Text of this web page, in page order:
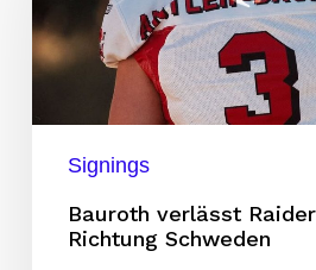
Tirol
in
Schweden
Signings
Bauroth verlässt
Richtung Schweden